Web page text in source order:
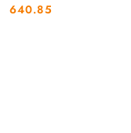
Cena:
640.85